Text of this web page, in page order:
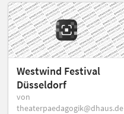
Westwind Festival
Düsseldorf
von
theaterpaedagogik@dhaus.de